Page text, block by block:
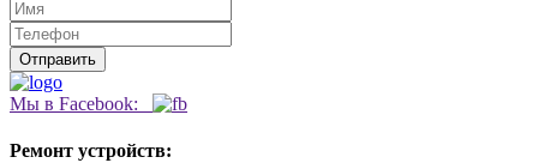
Мы в Facebook:
Ремонт устройств: